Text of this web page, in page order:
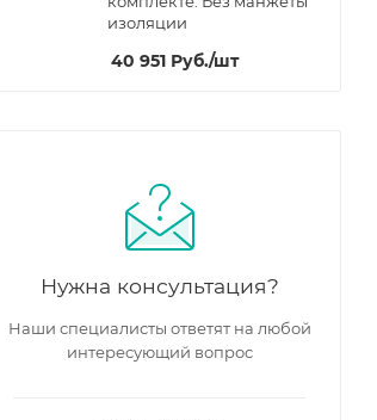
изоляции
40 951 Руб./шт
Нужна консультация?
Наши специалисты ответят на любой
интересующий вопрос